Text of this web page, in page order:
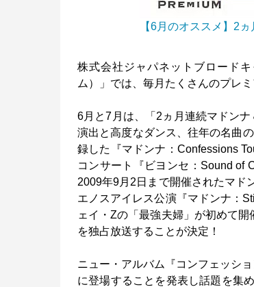
【6月のオススメ】2
株式会社ジャパネットブロード
ム）」では、毎月たくさんのプレ
6月と7月は、「2ヵ月連続マドン
演出と高度なダンス、往年の名曲
録した『マドンナ：Confessions
コンサート『ビヨンセ：Sound
2009年9月2日まで開催されたマド
エノスアイレス公演『マドンナ：
ェイ・Zの「最強夫婦」が初めて
を独占放送することが決定！
ニュー・アルバム『コンフェッシ
に登場することを発表し話題を集